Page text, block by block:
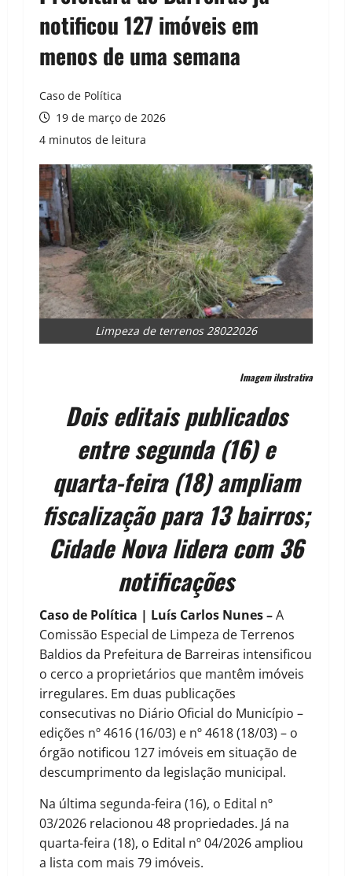
notificou 127 imóveis em
menos de uma semana
Caso de Política
19 de março de 2026
4 minutos de leitura
Limpeza de terrenos 28022026
Imagem ilustrativa
Dois editais publicados
entre segunda (16) e
quarta-feira (18) ampliam
fiscalização para 13 bairros;
Cidade Nova lidera com 36
notificações
Caso de Política | Luís Carlos Nunes –A
Comissão Especial de Limpeza de Terrenos
Baldios da Prefeitura de Barreiras intensificou
o cerco a proprietários que mantêm imóveis
irregulares. Em duas publicações
consecutivas no Diário Oficial do Município –
edições nº 4616 (16/03) e nº 4618 (18/03) – o
órgão notificou 127 imóveis em situação de
descumprimento da legislação municipal.
Na última segunda-feira (16), o Edital nº
03/2026 relacionou 48 propriedades. Já na
quarta-feira (18), o Edital nº 04/2026 ampliou
a lista com mais 79 imóveis.